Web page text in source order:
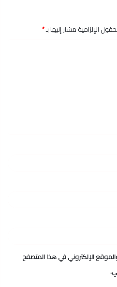
الإلزامية مشار إليها بـ*
الإلكتروني في هذا المتصفح